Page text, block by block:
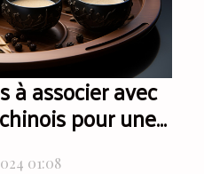
à associer avec
pour une
01:08